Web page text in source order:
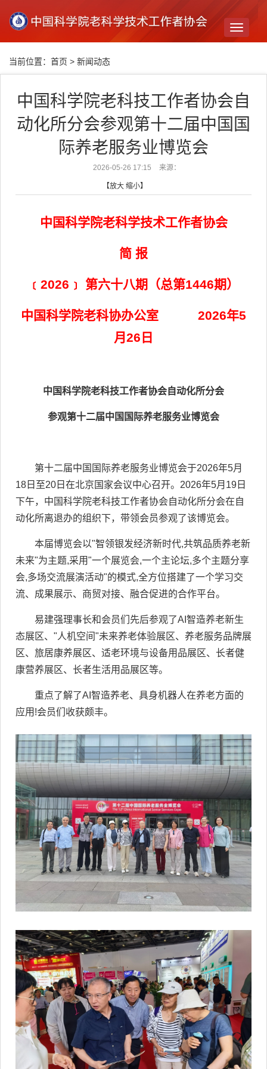
Toggle
当前位置： 首页 > 新闻动态
中国科学院老科技工作者协会自
动化所分会参观第十二届中国国
际养老服务业博览会
2026-05-26 17:15 来源：
【放大 缩小】
中国科学院老科学技术工作者协会
简 报
﹝2026﹞ 第六十八期（总第1446期）
中国科学院老科协办公室 2026年5
月26日
中国科学院老科技工作者协会自动化所分会
参观第十二届中国国际养老服务业博览会
第十二届中国国际养老服务业博览会于2026年5月
18日至20日在北京国家会议中心召开。2026年5月19日
下午，中国科学院老科技工作者协会自动化所分会在自
动化所离退办的组织下，带领会员参观了该博览会。
本届博览会以"智领银发经济新时代,共筑品质养老新
未来"为主题,采用"一个展览会,一个主论坛,多个主题分享
会,多场交流展演活动"的模式,全方位搭建了一个学习交
流、成果展示、商贸对接、融合促进的合作平台。
易建强理事长和会员们先后参观了AI智造养老新生
态展区、"人机空间"未来养老体验展区、养老服务品牌展
区、旅居康养展区、适老环境与设备用品展区、长者健
康营养展区、长者生活用品展区等。
重点了解了AI智造养老、具身机器人在养老方面的
应用!会员们收获颇丰。